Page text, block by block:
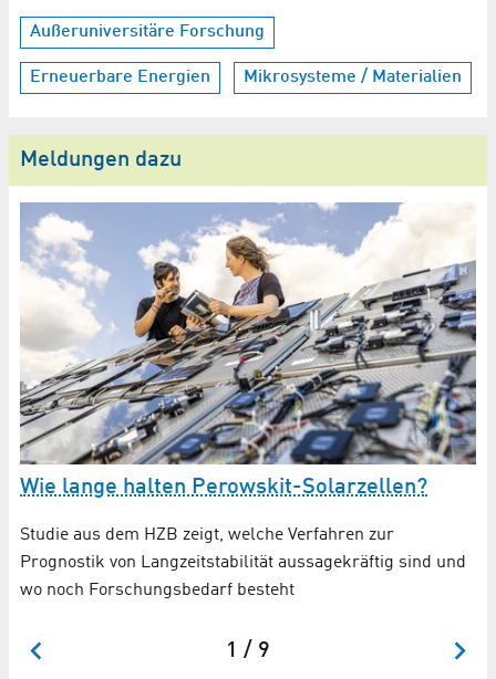
Außeruniversitäre Forschung
Erneuerbare Energien Mikrosysteme / Materialien
Meldungen dazu
Wie lange halten Perowskit-Solarzellen?
Studie aus dem HZB zeigt, welche Verfahren zur
Prognostik von Langzeitstabilität aussagekräftig sind und
wo noch Forschungsbedarf besteht
1 / 9